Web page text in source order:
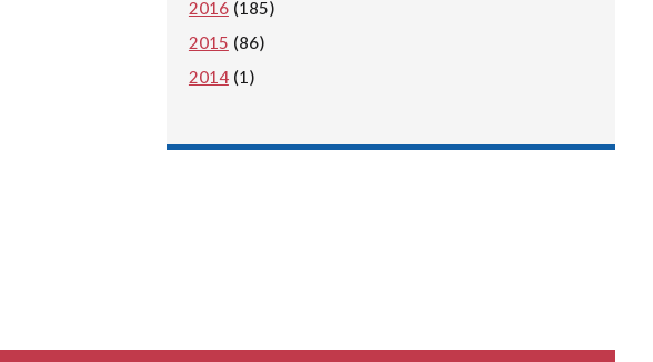
2016(185)
2015 (86)
2014(1)